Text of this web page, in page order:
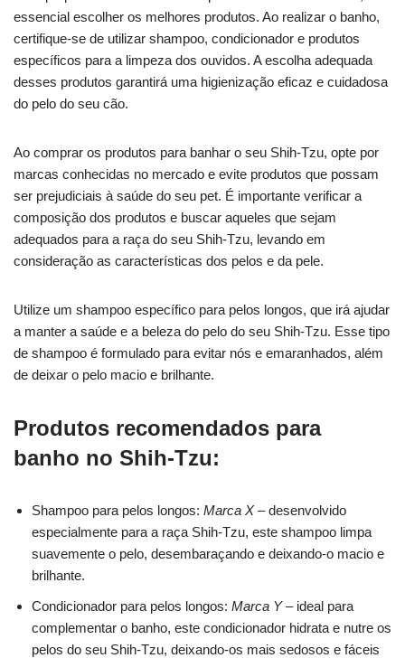
essencial escolher os melhores produtos. Ao realizar o banho,
certifique-se de utilizar shampoo, condicionador e produtos
específicos para a limpeza dos ouvidos. A escolha adequada
desses produtos garantirá uma higienização eficaz e cuidadosa
do pelo do seu cão.
Ao comprar os produtos para banhar o seu Shih-Tzu, opte por
marcas conhecidas no mercado e evite produtos que possam
ser prejudiciais à saúde do seu pet. É importante verificar a
composição dos produtos e buscar aqueles que sejam
adequados para a raça do seu Shih-Tzu, levando em
consideração as características dos pelos e da pele.
Utilize um shampoo específico para pelos longos, que irá ajudar
a manter a saúde e a beleza do pelo do seu Shih-Tzu. Esse tipo
de shampoo é formulado para evitar nós e emaranhados, além
de deixar o pelo macio e brilhante.
Produtos recomendados para
banho no Shih-Tzu:
Shampoo para pelos longos: Marca X– desenvolvido
especialmente para a raça Shih-Tzu, este shampoo limpa
suavemente o pelo, desembaraçando e deixando-o macio e
brilhante.
Condicionador para pelos longos: Marca Y– ideal para
complementar o banho, este condicionador hidrata e nutre os
pelos do seu Shih-Tzu, deixando-os mais sedosos e fáceis